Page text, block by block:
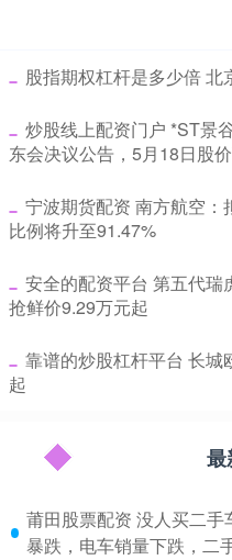
股指期权杠杆是多少倍
炒股线上配资门户 *ST景
东会决议公告，5月18日股
宁波期货配资 南方航空：
比例将升至91.47%
安全的配资平台 第五代
抢鲜价9.29万元起
靠谱的炒股杠杆平台 长城
起
最
莆田股票配资 没人买二
暴跌，电车销量下跌，二